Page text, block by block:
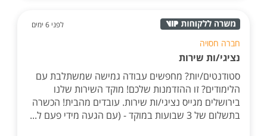
לפני 6 ימים
חברה חסויה
נציגי/ות שירות
סטודנטים/יות? מחפשים עבודה גמישה שמשתלבת עם
הלימודים? זו ההזדמנות שלכם! מוקד השירות שלנו
בירושלים מגייס נציגי/ות שירות. עובדים מהבית! הכשרה
בתשלום של 3 שבועות במוקד - (עם הגעה מידי פעם ל...